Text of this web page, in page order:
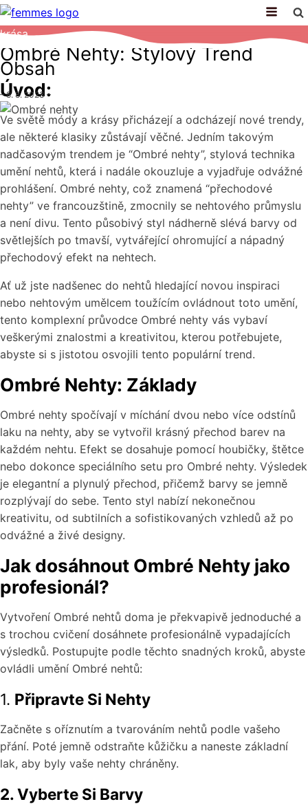
krása
Ombré Nehty: Stylový Trend
–8. 8. 2023 –
Obsah
Úvod:
Ve světě módy a krásy přicházejí a odcházejí nové trendy,
ale některé klasiky zůstávají věčné. Jedním takovým
nadčasovým trendem je “Ombré nehty”, stylová technika
umění nehtů, která i nadále okouzluje a vyjadřuje odvážné
prohlášení. Ombré nehty, což znamená “přechodové
nehty” ve francouzštině, zmocnily se nehtového průmyslu
a není divu. Tento působivý styl nádherně slévá barvy od
světlejších po tmavší, vytvářející ohromující a nápadný
přechodový efekt na nehtech.
Ať už jste nadšenec do nehtů hledající novou inspiraci
nebo nehtovým umělcem toužícím ovládnout toto umění,
tento komplexní průvodce Ombré nehty vás vybaví
veškerými znalostmi a kreativitou, kterou potřebujete,
abyste si s jistotou osvojili tento populární trend.
Ombré Nehty: Základy
Ombré nehty spočívají v míchání dvou nebo více odstínů
laku na nehty, aby se vytvořil krásný přechod barev na
každém nehtu. Efekt se dosahuje pomocí houbičky, štětce
nebo dokonce speciálního setu pro Ombré nehty. Výsledek
je elegantní a plynulý přechod, přičemž barvy se jemně
rozplývají do sebe. Tento styl nabízí nekonečnou
kreativitu, od subtilních a sofistikovaných vzhledů až po
odvážné a živé designy.
Jak dosáhnout Ombré Nehty jako
profesionál?
Vytvoření Ombré nehtů doma je překvapivě jednoduché a
s trochou cvičení dosáhnete profesionálně vypadajících
výsledků. Postupujte podle těchto snadných kroků, abyste
ovládli umění Ombré nehtů:
1. Připravte Si Nehty
Začněte s oříznutím a tvarováním nehtů podle vašeho
přání. Poté jemně odstraňte kůžičku a naneste základní
lak, aby byly vaše nehty chráněny.
2. Vyberte Si Barvy